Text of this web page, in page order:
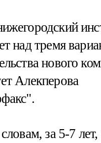
над тремя
нового
Алекперова
за 5-7